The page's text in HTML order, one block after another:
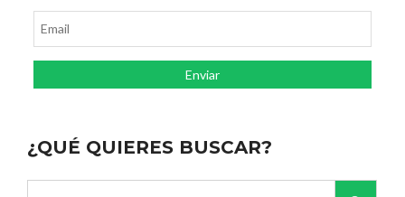
¿QUÉ QUIERES BUSCAR?